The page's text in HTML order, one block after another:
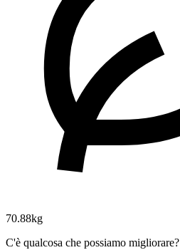
70.88kg
C'è qualcosa che possiamo migliorare?